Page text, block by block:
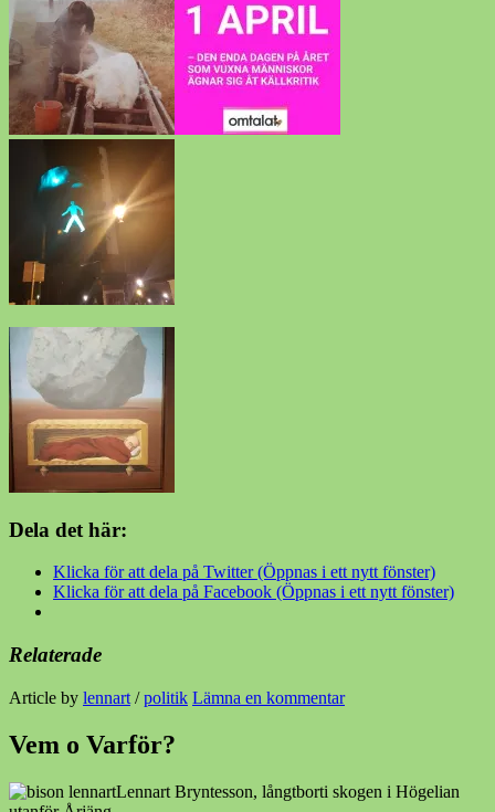
Dela det här:
Klicka för att dela på Twitter (Öppnas i ett nytt fönster)
Klicka för att dela på Facebook (Öppnas i ett nytt fönster)
Relaterade
Article by lennart /politik Lämna en kommentar
Vem o Varför?
Lennart Bryntesson, långtborti skogen i Högelian